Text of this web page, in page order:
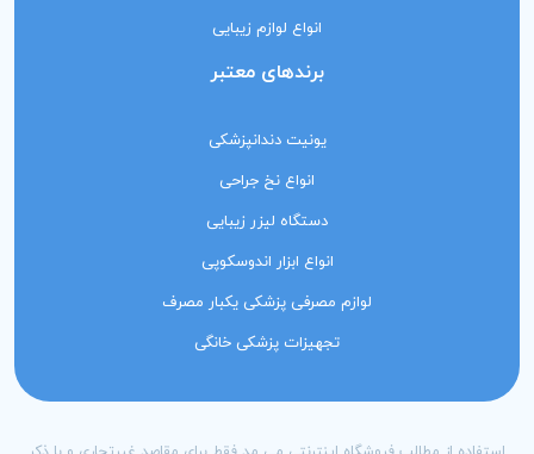
انواع لوازم زیبایی
برندهای معتبر
یونیت دندانپزشکی
انواع نخ جراحی
دستگاه لیزر زیبایی
انواع ابزار اندوسکوپی
لوازم مصرفی پزشکی یکبار مصرف
تجهیزات پزشکی خانگی